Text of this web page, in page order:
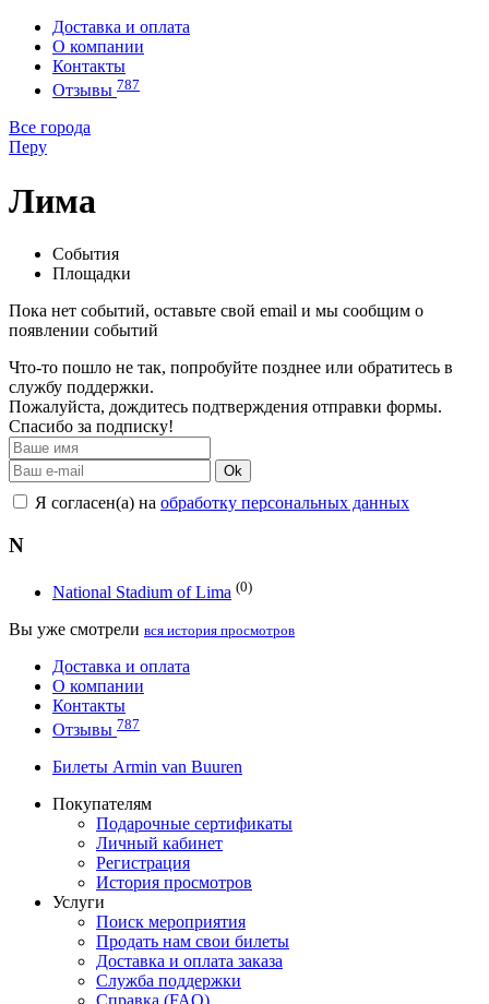
Доставка и оплата
О компании
Контакты
Отзывы 787
Все города
Перу
Лима
События
Площадки
Пока нет событий, оставьте свой email и мы сообщим о
появлении событий
Что-то пошло не так, попробуйте позднее или обратитесь в
службу поддержки.
Пожалуйста, дождитесь подтверждения отправки формы.
Спасибо за подписку!
Ok
Я согласен(а) на обработку персональных данных
N
National Stadium of Lima (0)
Вы уже смотрели вся история просмотров
Доставка и оплата
О компании
Контакты
Отзывы 787
Билеты Armin van Buuren
Покупателям
Подарочные сертификаты
Личный кабинет
Регистрация
История просмотров
Услуги
Поиск мероприятия
Продать нам свои билеты
Доставка и оплата заказа
Служба поддержки